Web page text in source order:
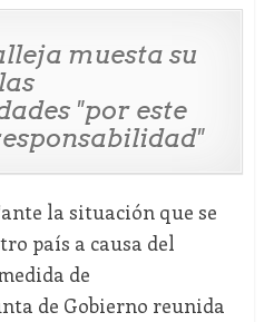
muesta su
"por este
la situación que se
país a causa del
de
de Gobierno reunida